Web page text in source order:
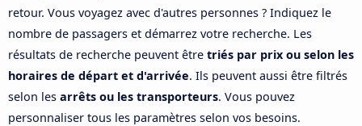
retour. Vous voyagez avec d'autres personnes ? Indiquez le
nombre de passagers et démarrez votre recherche. Les
résultats de recherche peuvent être triés par prix ou selon les
horaires de départ et d'arrivée. Ils peuvent aussi être filtrés
selon les arrêts ou les transporteurs. Vous pouvez
personnaliser tous les paramètres selon vos besoins.